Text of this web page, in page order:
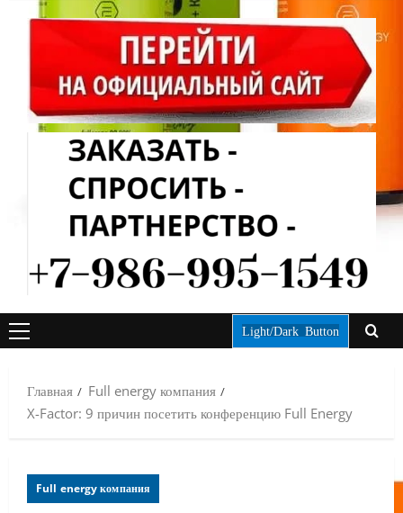
ОСНОВНОЕ
Light/Dark Button
Главная
Full energy компания
X-Factor: 9 причин посетить конференцию Full Energy
Full energy компания